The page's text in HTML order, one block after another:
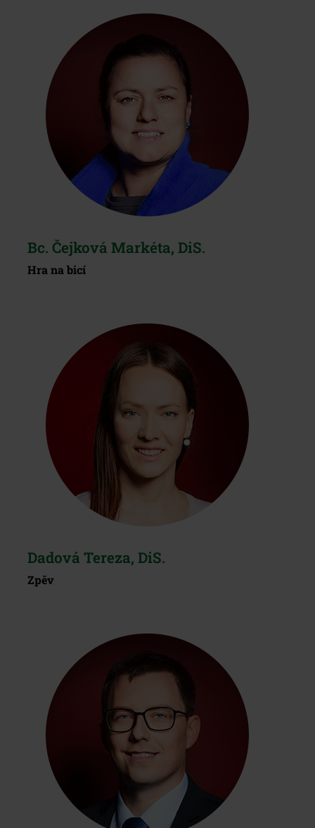
Bc. Čejková Markéta, DiS.
Hra na bicí
Dadová Tereza, DiS.
Zpěv